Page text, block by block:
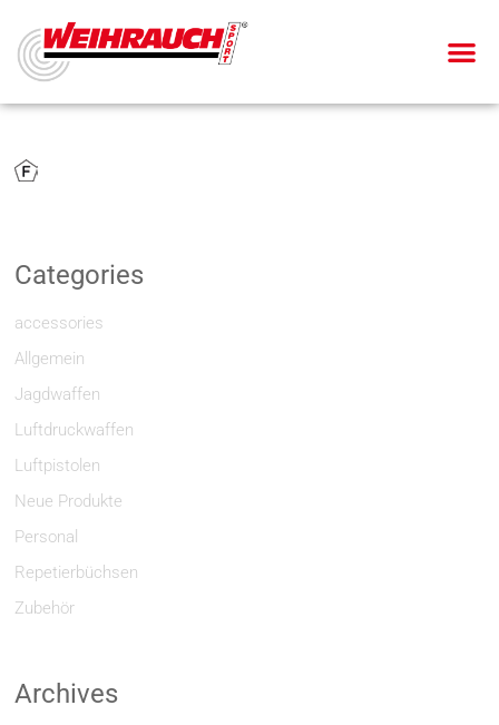
Categories
accessories
Allgemein
Jagdwaffen
Luftdruckwaffen
Luftpistolen
Neue Produkte
Personal
Repetierbüchsen
Zubehör
Archives